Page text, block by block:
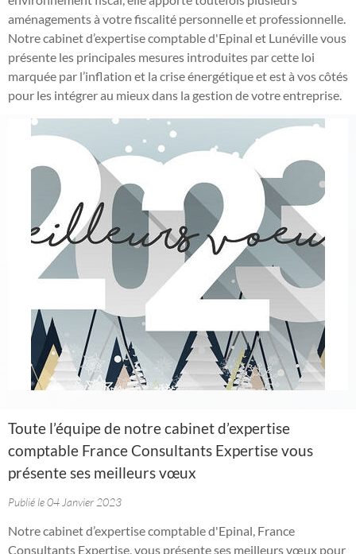
aménagements à votre fiscalité personnelle et professionnelle.
Notre cabinet d’expertise comptable d'Epinal et Lunéville vous
présente les principales mesures introduites par cette loi
marquée par l’inflation et la crise énergétique et est à vos côtés
pour les intégrer au mieux dans la gestion de votre entreprise.
Toute l’équipe de notre cabinet d’expertise
comptable France Consultants Expertise vous
présente ses meilleurs vœux
Publié le 04 Janvier 2023
Notre cabinet d’expertise comptable d'Epinal, France
Consultants Expertise, vous présente ses meilleurs vœux pour